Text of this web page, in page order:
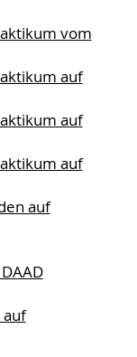
vom
auf
auf
auf
auf